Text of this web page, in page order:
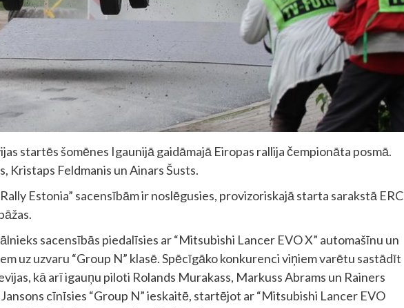
startēs šomēnes Igaunijā gaidāmajā Eiropas rallija čempionāta posmā.
Kristaps Feldmanis un Ainars Šusts.
Estonia” sacensībām ir noslēgusies, provizoriskajā starta sarakstā ERC
sacensībās piedalīsies ar “Mitsubishi Lancer EVO X” automašīnu un
uz uzvaru “Group N” klasē. Spēcīgāko konkurenci viņiem varētu sastādīt
kā arī igauņu piloti Rolands Murakass, Markuss Abrams un Rainers
cīnīsies “Group N” ieskaitē, startējot ar “Mitsubishi Lancer EVO